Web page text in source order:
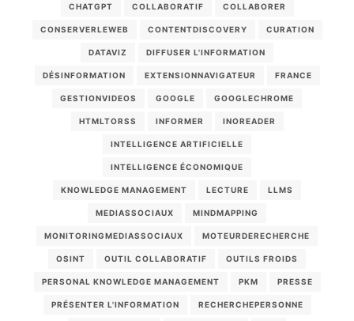
CHATGPT COLLABORATIF COLLABORER
CONSERVERLEWEB CONTENTDISCOVERY CURATION
DATAVIZ DIFFUSER L'INFORMATION
DÉSINFORMATION EXTENSIONNAVIGATEUR FRANCE
GESTIONVIDEOS GOOGLE GOOGLECHROME
HTMLTORSS INFORMER INOREADER
INTELLIGENCE ARTIFICIELLE
INTELLIGENCE ÉCONOMIQUE
KNOWLEDGE MANAGEMENT LECTURE LLMS
MEDIASSOCIAUX MINDMAPPING
MONITORINGMEDIASSOCIAUX MOTEURDERECHERCHE
OSINT OUTIL COLLABORATIF OUTILS FROIDS
PERSONAL KNOWLEDGE MANAGEMENT PKM PRESSE
PRÉSENTER L'INFORMATION RECHERCHEPERSONNE